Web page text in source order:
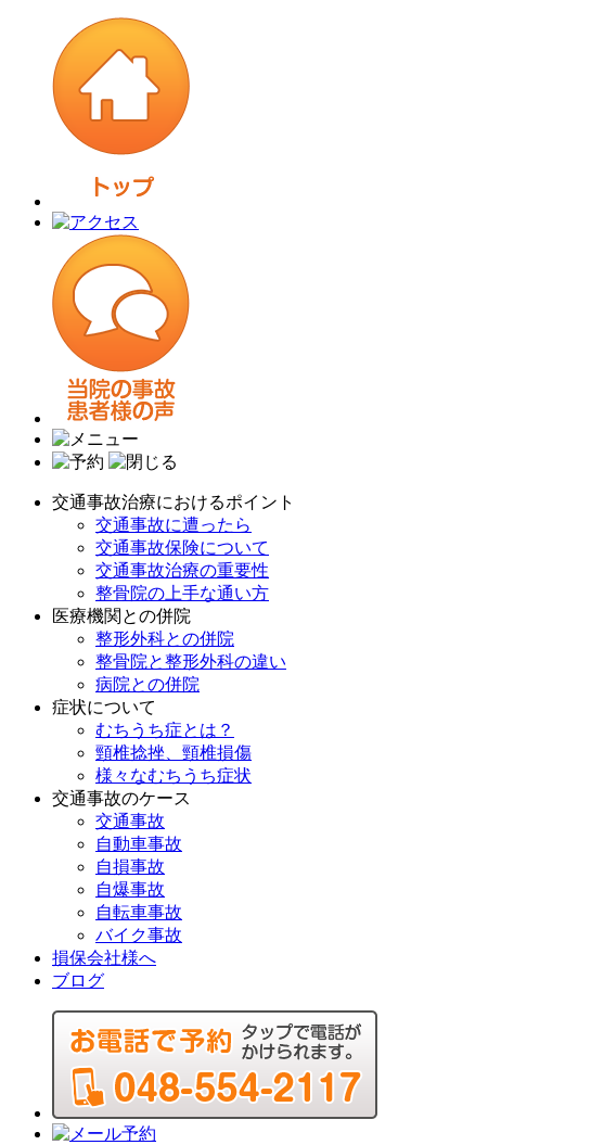
交通事故治療におけるポイント
交通事故に遭ったら
交通事故保険について
交通事故治療の重要性
整骨院の上手な通い方
医療機関との併院
整形外科との併院
整骨院と整形外科の違い
病院との併院
症状について
むちうち症とは？
頸椎捻挫、頸椎損傷
様々なむちうち症状
交通事故のケース
交通事故
自動車事故
自損事故
自爆事故
自転車事故
バイク事故
損保会社様へ
ブログ